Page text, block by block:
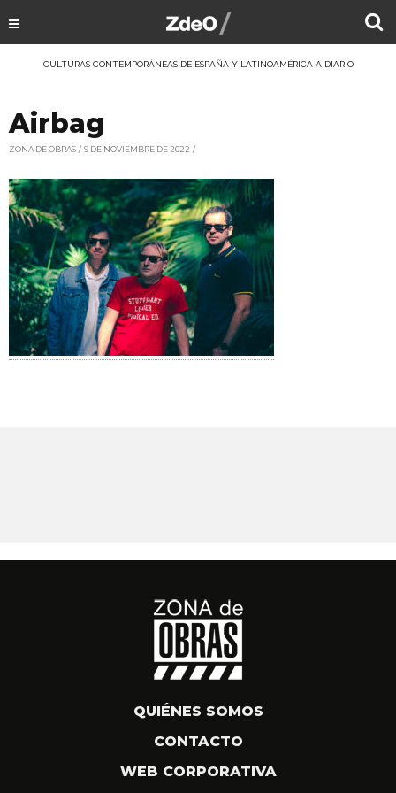
CULTURAS CONTEMPORÁNEAS DE ESPAÑA Y LATINOAMÉRICA A DIARIO
Airbag
ZONA DE OBRAS 9 DE NOVIEMBRE DE 2022
QUIÉNES SOMOS
CONTACTO
WEB CORPORATIVA